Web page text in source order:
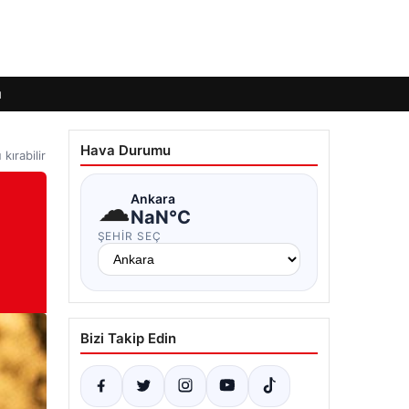
Hava Durumu
☁Ankara
NaN°C
ŞEHIR SEÇ
Bizi Takip Edin